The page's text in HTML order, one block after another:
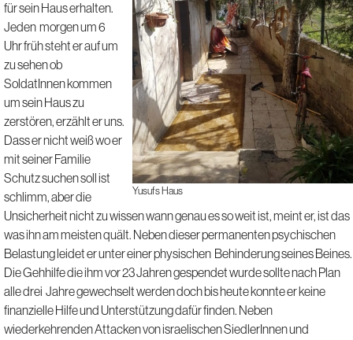
Yusufs Haus
für sein Haus erhalten.
Jeden morgen um 6
Uhr früh steht er auf um
zu sehen ob
SoldatInnen kommen
um sein Haus zu
zerstören, erzählt er uns.
Dass er nicht weiß wo er
mit seiner Familie
Schutz suchen soll ist
schlimm, aber die
Unsicherheit nicht zu wissen wann genau es so weit ist, meint er, ist das
was ihn am meisten quält. Neben dieser permanenten psychischen
Belastung leidet er unter einer physischen Behinderung seines Beines.
Die Gehhilfe die ihm vor 23 Jahren gespendet wurde sollte nach Plan
alle drei Jahre gewechselt werden doch bis heute konnte er keine
finanzielle Hilfe und Unterstützung dafür finden. Neben
wiederkehrenden Attacken von israelischen SiedlerInnen und